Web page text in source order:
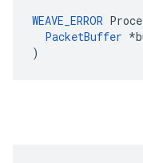
WEAVE_ERROR
PacketBuffer
)